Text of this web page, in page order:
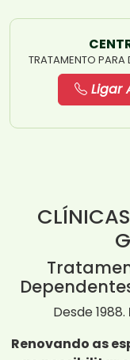
TRATAMENTO PARA
Ligar
Desde 1988.
Renovando as